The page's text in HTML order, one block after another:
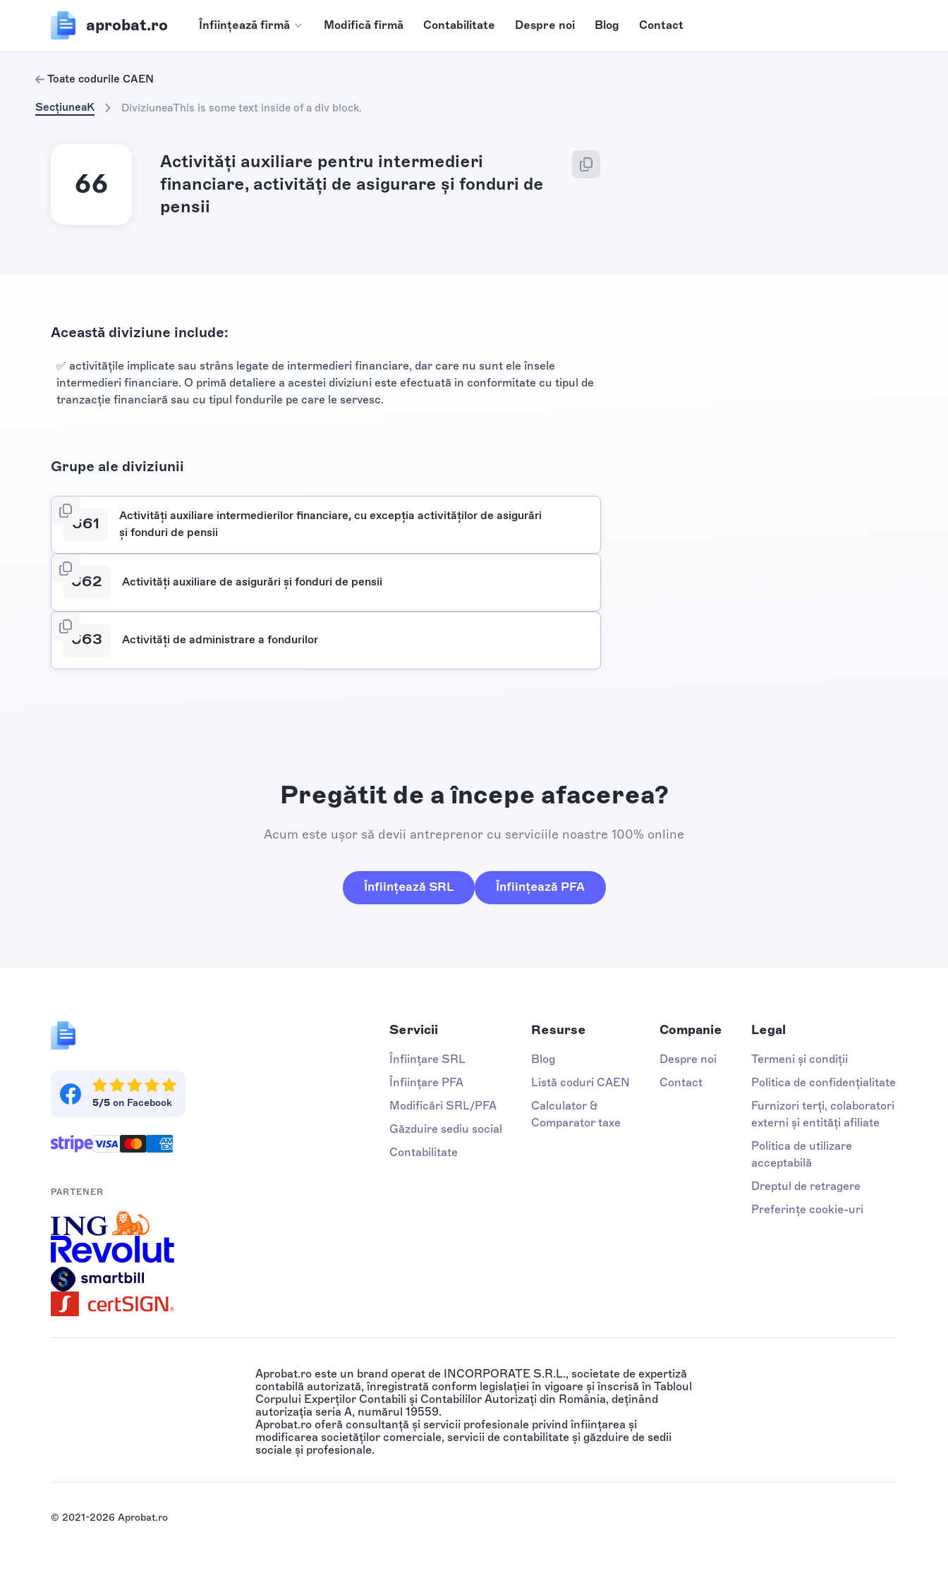
aprobat.ro Înființează firmă Modifică firmă Contabilitate Despre noi Blog Contact
Toate codurile CAEN
SecțiuneaK DiviziuneaThis is some text inside of a div block.
66
Activități auxiliare pentru intermedieri
financiare, activități de asigurare și fonduri de
pensii
Această diviziune include:
✅ activităţile implicate sau strâns legate de intermedieri financiare, dar care nu sunt ele însele
intermedieri financiare. O primă detaliere a acestei diviziuni este efectuată in conformitate cu tipul de
tranzacţie financiară sau cu tipul fondurile pe care le servesc.
Grupe ale diviziunii
661
Activităţi auxiliare intermedierilor financiare, cu excepţia activităţilor de asigurări
şi fonduri de pensii
662 Activităţi auxiliare de asigurări şi fonduri de pensii
663 Activităţi de administrare a fondurilor
Pregătit de a începe afacerea?
Acum este ușor să devii antreprenor cu serviciile noastre 100% online
Înființează SRL Înființează PFA
5/5 on Facebook
PARTENER
Servicii
Înființare SRL
Înființare PFA
Modificări SRL/PFA
Găzduire sediu social
Contabilitate
Resurse
Blog
Listă coduri CAEN
Calculator &
Comparator taxe
Companie
Despre noi
Contact
Legal
Termeni și condiții
Politica de confidențialitate
Furnizori terți, colaboratori
externi și entități afiliate
Politica de utilizare
acceptabilă
Dreptul de retragere
Preferințe cookie-uri
Aprobat.ro este un brand operat de INCORPORATE S.R.L., societate de expertiză
contabilă autorizată, înregistrată conform legislației în vigoare și înscrisă în Tabloul
Corpului Experților Contabili și Contabililor Autorizați din România, deținând
autorizația seria A, numărul 19559.
Aprobat.ro oferă consultanță și servicii profesionale privind înființarea și
modificarea societăților comerciale, servicii de contabilitate și găzduire de sedii
sociale și profesionale.
© 2021-2026 Aprobat.ro